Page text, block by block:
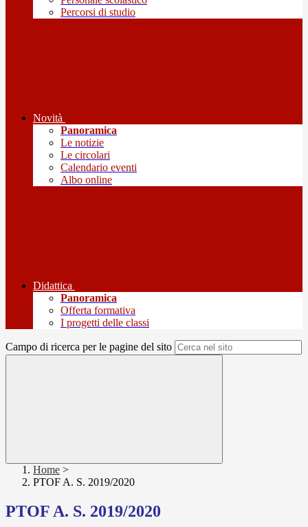
Percorsi di studio
Novità
Panoramica
Le notizie
Le circolari
Calendario eventi
Albo online
Didattica
Panoramica
Offerta formativa
I progetti delle classi
Campo di ricerca per le pagine del sito
Home >
PTOF A. S. 2019/2020
PTOF A. S. 2019/2020